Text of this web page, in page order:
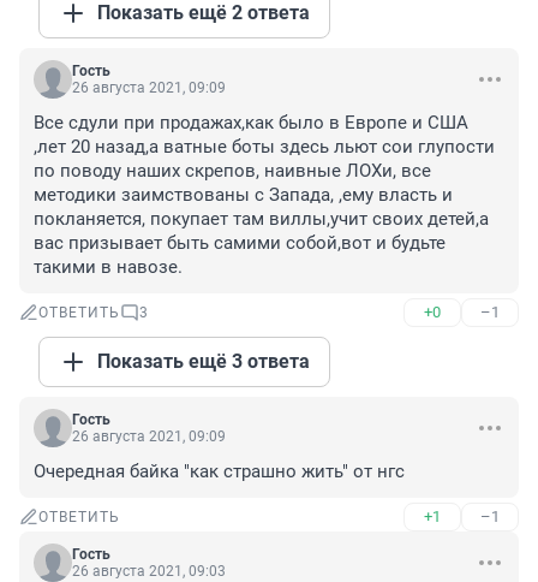
Показать ещё 2 ответа
Гость
26 августа 2021, 09:09
Все сдули при продажах,как было в Европе и США
,лет 20 назад,а ватные боты здесь льют сои глупости
по поводу наших скрепов, наивные ЛОХи, все
методики заимствованы с Запада, ,ему власть и
покланяется, покупает там виллы,учит своих детей,а
вас призывает быть самими собой,вот и будьте
такими в навозе.
ОТВЕТИТЬ 3 +0 –1
Показать ещё 3 ответа
Гость
26 августа 2021, 09:09
Очередная байка "как страшно жить" от нгс
ОТВЕТИТЬ +1 –1
Гость
26 августа 2021, 09:03